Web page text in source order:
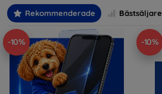
Rekommenderade Bästsäljare
-10% -10%